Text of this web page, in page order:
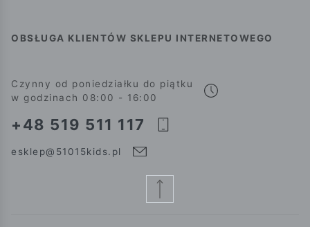
OBSŁUGA KLIENTÓW SKLEPU INTERNETOWEGO
Czynny od poniedziałku do piątku
w godzinach 08:00 - 16:00
+48 519 511 117
esklep@51015kids.pl